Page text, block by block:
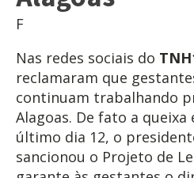
F
Nas redes sociais do
reclamaram que
continuam trabalhando
Alagoas. De fato a
último dia 12, o
sancionou o Projeto de